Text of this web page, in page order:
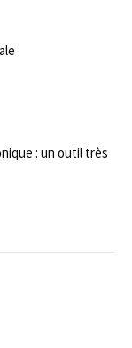
: un outil très